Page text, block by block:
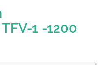
1 -1200